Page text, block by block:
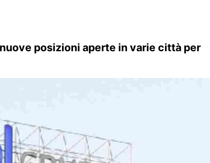
posizioni aperte in varie città per